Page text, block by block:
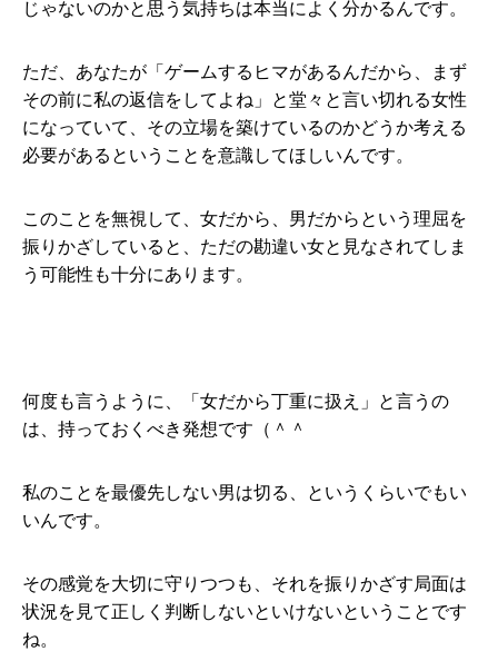
じゃないのかと思う気持ちは本当によく分かるんです。
ただ、あなたが「ゲームするヒマがあるんだから、まず
その前に私の返信をしてよね」と堂々と言い切れる女性
になっていて、その立場を築けているのかどうか考える
必要があるということを意識してほしいんです。
このことを無視して、女だから、男だからという理屈を
振りかざしていると、ただの勘違い女と見なされてしま
う可能性も十分にあります。
何度も言うように、「女だから丁重に扱え」と言うの
は、持っておくべき発想です（＾＾
私のことを最優先しない男は切る、というくらいでもい
いんです。
その感覚を大切に守りつつも、それを振りかざす局面は
状況を見て正しく判断しないといけないということです
ね。